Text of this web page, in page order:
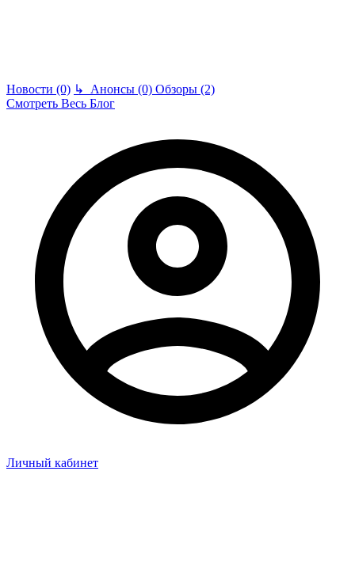
Новости (0) ↳ Анонсы (0) Обзоры (2)
Смотреть Весь Блог
Личный кабинет